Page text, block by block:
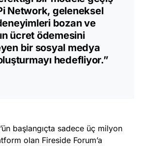
Network, geleneksel
bozan ve
ücret ödemesini
bir sosyal medya
hedefliyor.”
başlangıçta sadece üç milyon
olan Fireside Forum’a